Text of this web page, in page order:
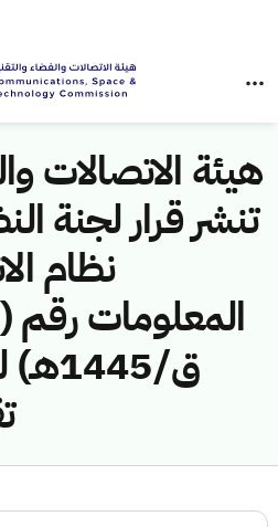
هيئة الاتصالات
تنشر قرار لجنة
نظام
ق/